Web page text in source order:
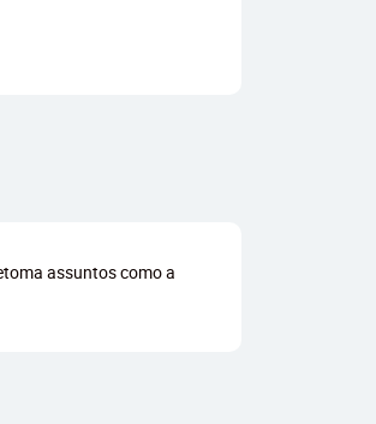
assuntos como a